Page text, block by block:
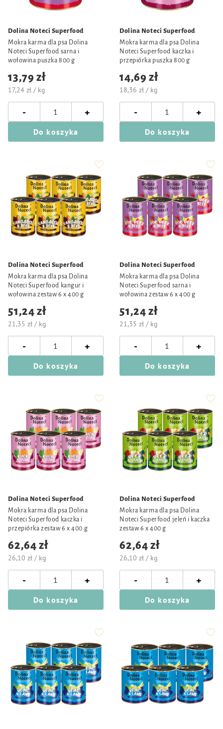
Dolina Noteci Superfood
Mokra karma dla psa Dolina
Noteci Superfood sarna i
wołowina puszka 800 g
13,79 zł
17,24 zł / kg
- +
Do koszyka
Dolina Noteci Superfood
Mokra karma dla psa Dolina
Noteci Superfood kaczka i
przepiórka puszka 800 g
14,69 zł
18,36 zł / kg
- +
Do koszyka
Dolina Noteci Superfood
Mokra karma dla psa Dolina
Noteci Superfood kangur i
wołowina zestaw 6 x 400 g
51,24 zł
21,35 zł / kg
- +
Do koszyka
Dolina Noteci Superfood
Mokra karma dla psa Dolina
Noteci Superfood sarna i
wołowina zestaw 6 x 400 g
51,24 zł
21,35 zł / kg
- +
Do koszyka
Dolina Noteci Superfood
Mokra karma dla psa Dolina
Noteci Superfood kaczka i
przepiórka zestaw 6 x 400 g
62,64 zł
26,10 zł / kg
- +
Do koszyka
Dolina Noteci Superfood
Mokra karma dla psa Dolina
Noteci Superfood jeleń i kaczka
zestaw 6 x 400 g
62,64 zł
26,10 zł / kg
- +
Do koszyka